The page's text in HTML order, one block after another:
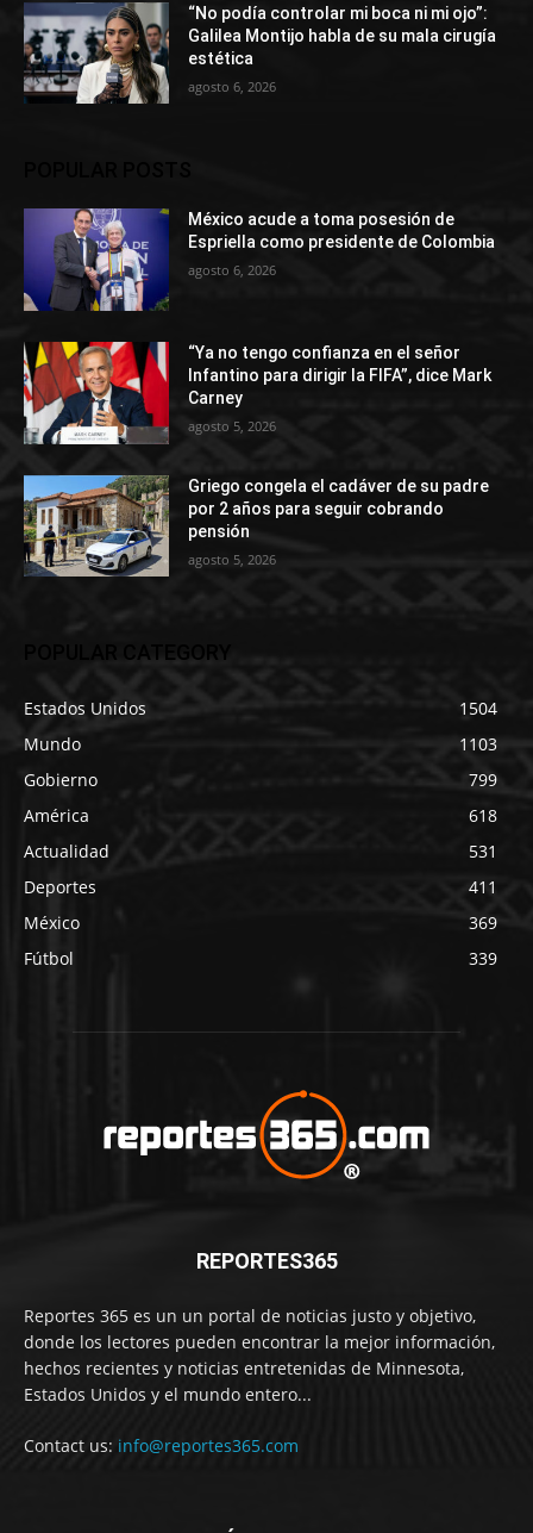
“No podía controlar mi boca ni mi ojo”:
Galilea Montijo habla de su mala cirugía
estética
agosto 6, 2026
México acude a toma posesión de
Espriella como presidente de Colombia
agosto 6, 2026
“Ya no tengo confianza en el señor
Infantino para dirigir la FIFA”, dice Mark
Carney
agosto 5, 2026
Griego congela el cadáver de su padre
por 2 años para seguir cobrando
pensión
agosto 5, 2026
POPULAR CATEGORY
Estados Unidos
1504
Mundo
1103
Gobierno
799
América
618
Actualidad
531
Deportes
411
México
369
Fútbol
339
REPORTES365
Reportes 365 es un un portal de noticias justo y objetivo,
donde los lectores pueden encontrar la mejor información,
hechos recientes y noticias entretenidas de Minnesota,
Estados Unidos y el mundo entero...
Contact us: info@reportes365.com